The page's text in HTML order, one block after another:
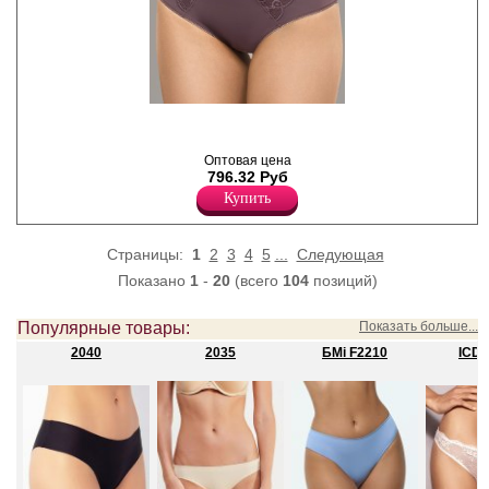
высокой линией талии, х/б
ластовицей.
Полиамид 70%
Хлопок 5%
Полиэстер 5%
Оптовая цена
796.32 Руб
Купить
Страницы: 1 2 3 4 5
Следующая
Показано 1- 20(всего 104позиций)
Популярные товары:
Показать больше...
2040
2035 БMi F2210